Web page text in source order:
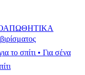
το σπίτι • Για σένα